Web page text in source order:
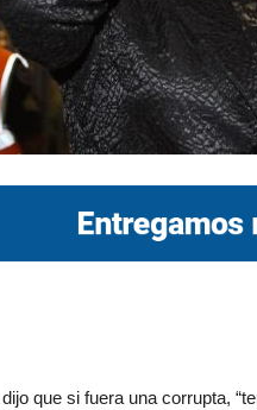
que si fuera una corrupta,